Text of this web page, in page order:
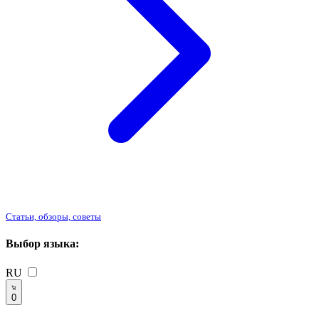
Статьи, обзоры, советы
Выбор языка:
RU
0